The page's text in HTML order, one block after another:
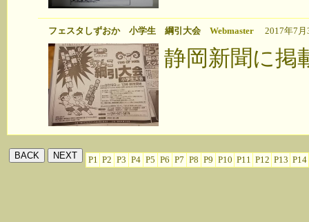
フェスタしずおか 小学生 綱引大会 Webmaster2017年7月
静岡新聞に掲
P1 P2 P3 P4 P5 P6 P7 P8 P9 P10 P11 P12 P13 P14